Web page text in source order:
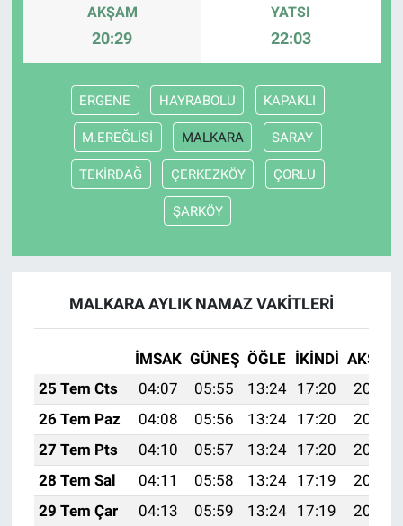
AKŞAM
20:29
YATSI
22:03
ERGENE HAYRABOLU KAPAKLI
M.EREĞLİSİ MALKARA SARAY
TEKİRDAĞ ÇERKEZKÖY ÇORLU
ŞARKÖY
MALKARA AYLIK NAMAZ VAKITLERI
İMSAK GÜNEŞ ÖĞLE İKINDI AKŞAM
25 Tem Cts
04:07 05:55 13:24 17:20
20:43
26 Tem Paz
04:08 05:56 13:24 17:20
20:42
27 Tem Pts
04:10 05:57 13:24 17:20
20:41
28 Tem Sal
04:11 05:58 13:24 17:19
20:40
29 Tem Çar
04:13 05:59 13:24 17:19
20:39